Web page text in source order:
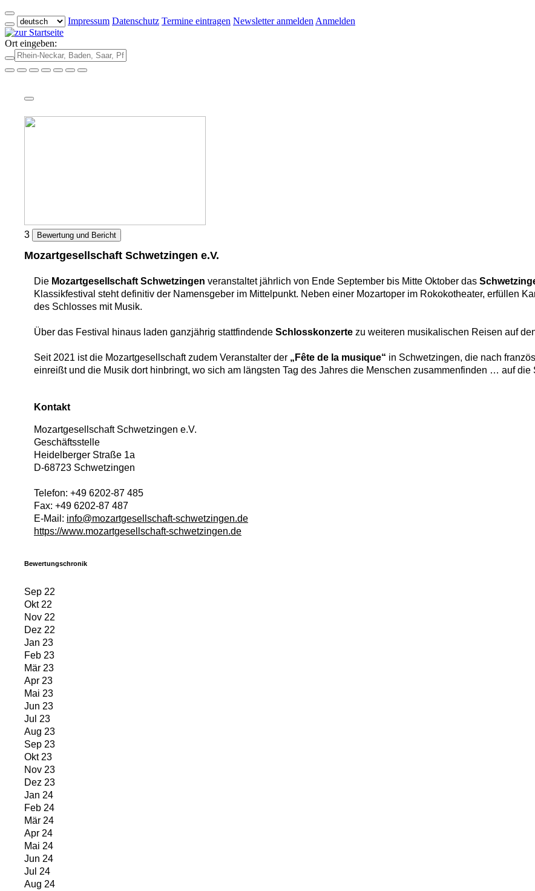
Impressum Datenschutz Termine eintragen Newsletter anmelden Anmelden
Ort eingeben:
3 Bewertung und Bericht
Mozartgesellschaft Schwetzingen e.V.
Die Mozartgesellschaft Schwetzingen veranstaltet jährlich von Ende September bis Mitte Oktober das
Klassikfestival steht definitiv der Namensgeber im Mittelpunkt. Neben einer Mozartoper im Rokokotheater, erfüllen
des Schlosses mit Musik.
Über das Festival hinaus laden ganzjährig stattfindende Schlosskonzerte zu weiteren musikalischen Reisen auf
Seit 2021 ist die Mozartgesellschaft zudem Veranstalter der „Fête de la musique“ in Schwetzingen, die nach
einreißt und die Musik dort hinbringt, wo sich am längsten Tag des Jahres die Menschen zusammenfinden … auf
Kontakt
Mozartgesellschaft Schwetzingen e.V.
Geschäftsstelle
Heidelberger Straße 1a
D-68723 Schwetzingen
Telefon: +49 6202-87 485
Fax: +49 6202-87 487
E-Mail: info@mozartgesellschaft-schwetzingen.de
https://www.mozartgesellschaft-schwetzingen.de
Bewertungschronik
Sep 22
Okt 22
Nov 22
Dez 22
Jan 23
Feb 23
Mär 23
Apr 23
Mai 23
Jun 23
Jul 23
Aug 23
Sep 23
Okt 23
Nov 23
Dez 23
Jan 24
Feb 24
Mär 24
Apr 24
Mai 24
Jun 24
Jul 24
Aug 24